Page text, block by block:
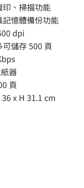
、掃描功能
憶體備份功能
dpi
儲存 500 頁
器
頁
x H 31.1 cm